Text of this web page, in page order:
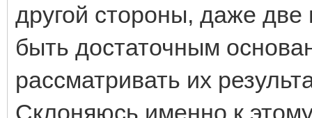
другой стороны, даже две
быть достаточным
рассматривать их
Склоняюсь именно к